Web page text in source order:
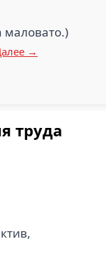
маловато.)
→
труда